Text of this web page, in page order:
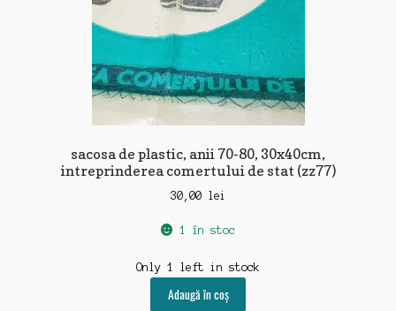
sacosa de plastic, anii 70-80, 30x40cm,
intreprinderea comertului de stat (zz77)
30,00 lei
1 în stoc
Only 1 left in stock
Adaugă în coș